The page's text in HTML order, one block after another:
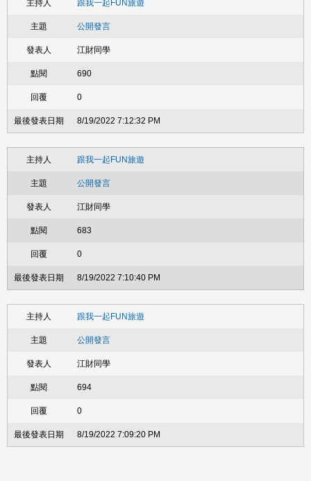
跟我一起FUN旅遊
公開發言
江財同學
690
0
8/19/2022 7:12:32 PM
跟我一起FUN旅遊
公開發言
江財同學
683
0
8/19/2022 7:10:40 PM
跟我一起FUN旅遊
公開發言
江財同學
694
0
8/19/2022 7:09:20 PM